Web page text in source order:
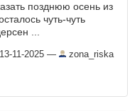
позднюю осень из
чуть-чуть
...
13-11-2025 — zona_riska